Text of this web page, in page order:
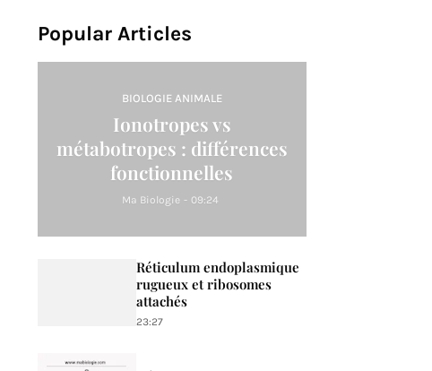
Popular Articles
BIOLOGIE ANIMALE
Ionotropes vs
métabotropes : différences
fonctionnelles
Ma Biologie - 09:24
Réticulum endoplasmique
rugueux et ribosomes
attachés
23:27